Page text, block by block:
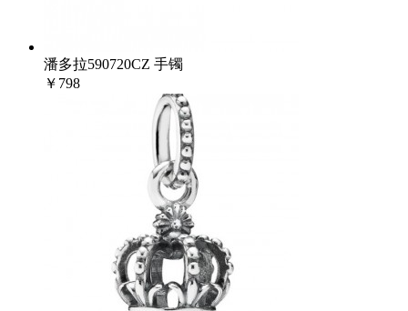
潘多拉590720CZ 手镯
￥798